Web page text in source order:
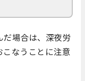
場合は、深夜労
なうことに注意